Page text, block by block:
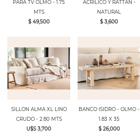
PARA TV OLMO - 1.75
MTS
$ 49,500
ACRILICO Y RATTAN -
NATURAL
$ 3,600
SILLON ALMA XL LINO
CRUDO - 2.80 MTS
U$S 3,700
BANCO ISIDRO - OLMO -
1.83 X 35
$ 26,000